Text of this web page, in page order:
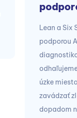
Lean a Six
podporou
úzke
zavádzať
dopadom